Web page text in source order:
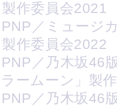
作委員会2021
／ミュージ
作委員会2022
／乃木坂46
ームーン」製
／乃木坂46